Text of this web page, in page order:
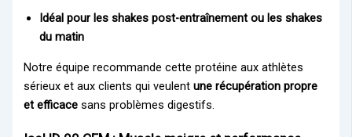
Idéal pour les shakes post-entraînement ou les shakes
du matin
Notre équipe recommande cette protéine aux athlètes
sérieux et aux clients qui veulentune récupération propre
et efficace sans problèmes digestifs.